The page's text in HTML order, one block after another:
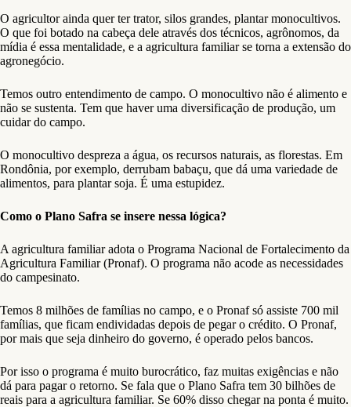
O agricultor ainda quer ter trator, silos grandes, plantar monocultivos.
O que foi botado na cabeça dele através dos técnicos, agrônomos, da
mídia é essa mentalidade, e a agricultura familiar se torna a extensão do
agronegócio.
Temos outro entendimento de campo. O monocultivo não é alimento e
não se sustenta. Tem que haver uma diversificação de produção, um
cuidar do campo.
O monocultivo despreza a água, os recursos naturais, as florestas. Em
Rondônia, por exemplo, derrubam babaçu, que dá uma variedade de
alimentos, para plantar soja. É uma estupidez.
Como o Plano Safra se insere nessa lógica?
A agricultura familiar adota o Programa Nacional de Fortalecimento da
Agricultura Familiar (Pronaf). O programa não acode as necessidades
do campesinato.
Temos 8 milhões de famílias no campo, e o Pronaf só assiste 700 mil
famílias, que ficam endividadas depois de pegar o crédito. O Pronaf,
por mais que seja dinheiro do governo, é operado pelos bancos.
Por isso o programa é muito burocrático, faz muitas exigências e não
dá para pagar o retorno. Se fala que o Plano Safra tem 30 bilhões de
reais para a agricultura familiar. Se 60% disso chegar na ponta é muito.